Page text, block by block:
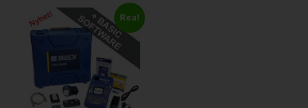
Rea!